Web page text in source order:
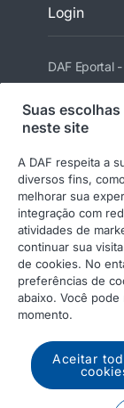
Login
DAF Eportal
Políticas de
Segurança
Política
Suas
neste site
A DAF respeita a
diversos fins,
melhorar sua
integração com
atividades de
continuar sua
de cookies. No
preferências de
abaixo. Você
momento.
Aceitar